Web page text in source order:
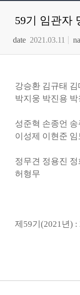
59기 임관자
date 2021.03.11
강승환 김규태
박지웅 박진용 박
성준혁 손종언
이성제 이현준
정무견 정용진
허형무
제59기(2021년) :